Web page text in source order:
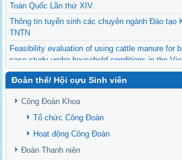
Toàn Quốc Lần thứ XIV.
Thông tin tuyển sinh các chuyên ngành Đào tạo
TNTN
Feasibility evaluation of using cattle manure for
case study under household conditions in the
Delta
Sediment properties in flood-based farming
upstream Mekong Delta
Danh mục tạp chí xuất bản Quốc Tế 2026
Danh Mục các Đề Tài NCKH cấp Tỉnh năm 2024
Văn bản - Quy định
Đoàn thể/ Hội cựu Sinh viên
Công Đoàn Khoa
Tổ chức Công Đoàn
Hoạt động Công Đoàn
Đoàn Thanh niên